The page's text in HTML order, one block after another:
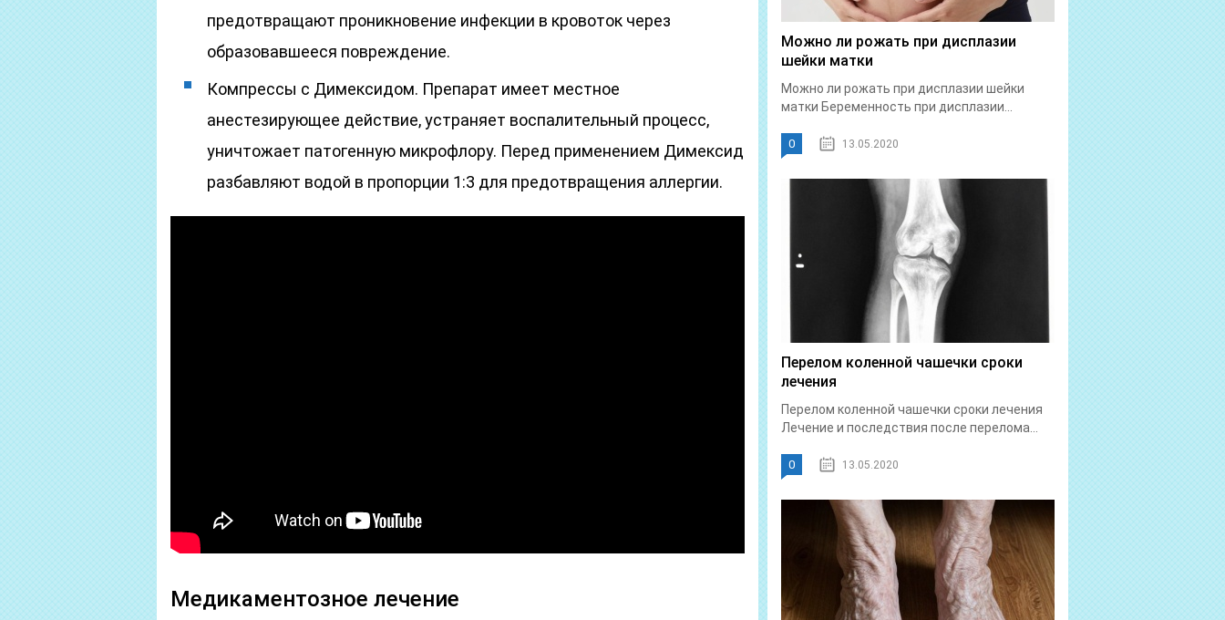
предотвращают проникновение инфекции в кровоток через
образовавшееся повреждение.
Компрессы с Димексидом. Препарат имеет местное
анестезирующее действие, устраняет воспалительный процесс,
уничтожает патогенную микрофлору. Перед применением Димексид
разбавляют водой в пропорции 1:3 для предотвращения аллергии.
Медикаментозное лечение
Можно ли рожать при дисплазии
шейки матки
Можно ли рожать при дисплазии шейки
матки Беременность при дисплазии...
0 13.05.2020
Перелом коленной чашечки сроки
лечения
Перелом коленной чашечки сроки лечения
Лечение и последствия после перелома...
0 13.05.2020